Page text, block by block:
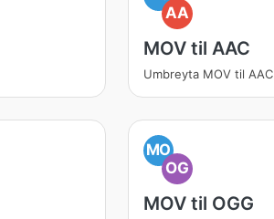
AA
MOV til AAC
Umbreyta MOV til AAC
MO
OG
MOV til OGG